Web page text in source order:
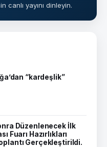
canlı yayını dinleyin.
“kardeşlik”
Düzenlenecek İlk
Fuarı Hazırlıkları
Gerçekleştirildi.